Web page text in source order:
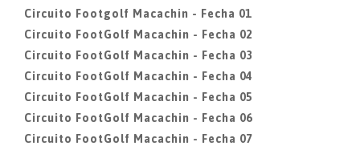
Circuito Footgolf Macachin - Fecha 01
Circuito FootGolf Macachin - Fecha 02
Circuito FootGolf Macachin - Fecha 03
Circuito FootGolf Macachin - Fecha 04
Circuito FootGolf Macachin - Fecha 05
Circuito FootGolf Macachin - Fecha 06
Circuito FootGolf Macachin - Fecha 07